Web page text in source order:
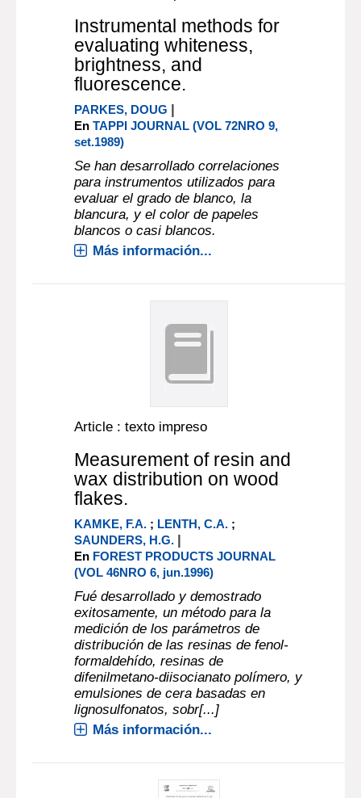
Instrumental methods for
evaluating whiteness,
brightness, and
fluorescence.
PARKES, DOUG |
EnTAPPI JOURNAL (VOL 72NRO 9,
set.1989)
Se han desarrollado correlaciones
para instrumentos utilizados para
evaluar el grado de blanco, la
blancura, y el color de papeles
blancos o casi blancos.
Más información...
Article : texto impreso
Measurement of resin and
wax distribution on wood
flakes.
KAMKE, F.A. ; LENTH, C.A. ;
SAUNDERS, H.G. |
En FOREST PRODUCTS JOURNAL
(VOL 46NRO 6, jun.1996)
Fué desarrollado y demostrado
exitosamente, un método para la
medición de los parámetros de
distribución de las resinas de fenol-
formaldehído, resinas de
difenilmetano-diisocianato polímero, y
emulsiones de cera basadas en
lignosulfonatos, sobr[...]
Más información...